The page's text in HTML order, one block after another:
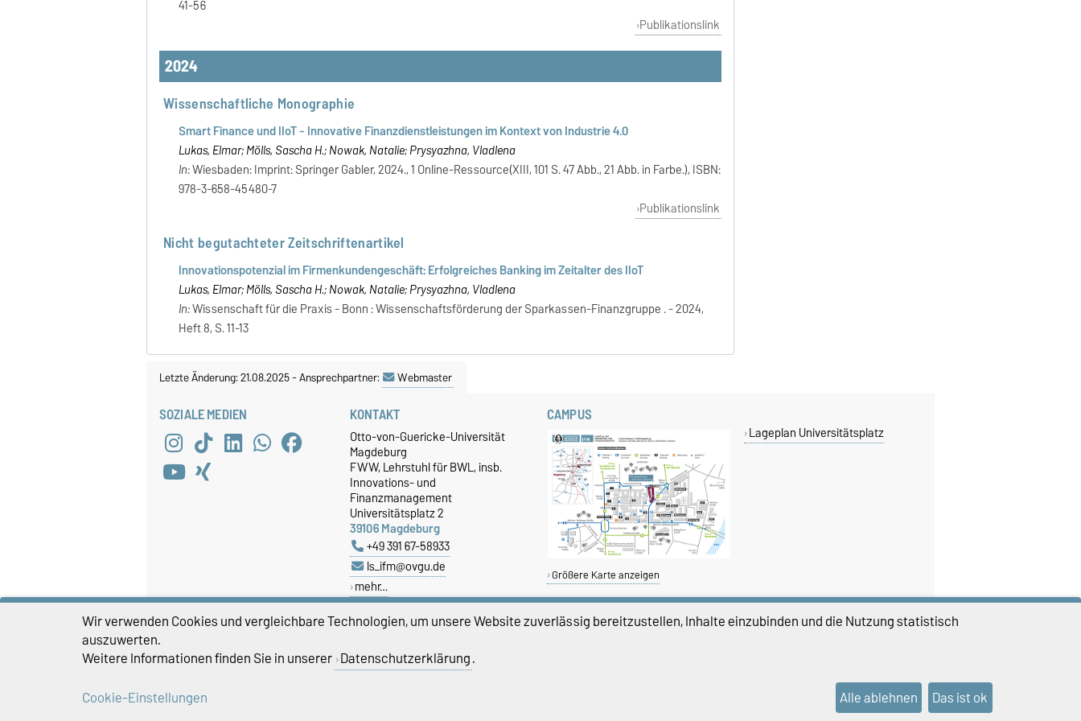
41-56
Publikationslink
2024
Wissenschaftliche Monographie
Smart Finance und IIoT - Innovative Finanzdienstleistungen im Kontext von Industrie 4.0
Lukas, Elmar; Mölls, Sascha H.; Nowak, Natalie; Prysyazhna, Vladlena
In:Wiesbaden: Imprint: Springer Gabler, 2024., 1 Online-Ressource(XIII, 101 S. 47 Abb., 21 Abb. in Farbe.), ISBN:
978-3-658-45480-7
Publikationslink
Nicht begutachteter Zeitschriftenartikel
Innovationspotenzial im Firmenkundengeschäft: Erfolgreiches Banking im Zeitalter des IIoT
Lukas, Elmar; Mölls, Sascha H.; Nowak, Natalie; Prysyazhna, Vladlena
In:Wissenschaft für die Praxis - Bonn : Wissenschaftsförderung der Sparkassen-Finanzgruppe . - 2024,
Heft 8, S. 11-13
Letzte Änderung: 21.08.2025-Ansprechpartner: Webmaster
SOZIALE MEDIEN KONTAKT
Otto-von-Guericke-Universität
Magdeburg
FWW, Lehrstuhl für BWL, insb.
Innovations- und
Finanzmanagement
Universitätsplatz 2
39106 Magdeburg
+49 391 67-58933
ls_ifm@ovgu.de
mehr…
CAMPUS
Größere Karte anzeigen
Lageplan Universitätsplatz
DIESE SEITE
Sitemap
Wir verwenden Cookies und vergleichbare Technologien, um unsere Website zuverlässig bereitzustellen, Inhalte einzubinden und die Nutzung statistisch
auszuwerten.
Weitere Informationen finden Sie in unserer Datenschutzerklärung.
Cookie-Einstellungen
Alle ablehnen Das ist ok